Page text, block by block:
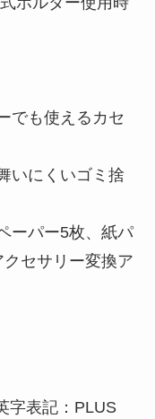
約16分／ハイパ
ホルダー使用時
いにくいゴミ捨